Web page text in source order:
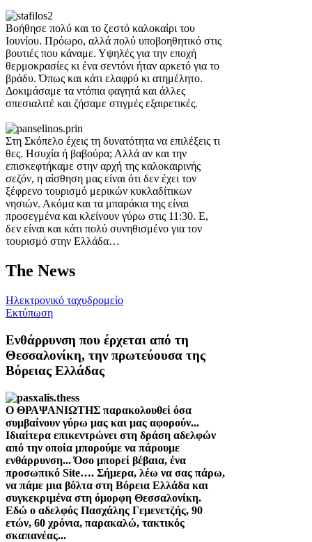
Bοήθησε πολύ και το ζεστό καλοκαίρι του
Ιουνίου. Πρόωρο, αλλά πολύ υποβοηθητικό στις
βουτιές που κάναμε. Υψηλές για την εποχή
θερμοκρασίες κι ένα σεντόνι ήταν αρκετό για το
βράδυ. Όπως και κάτι ελαφρύ κι ατημέλητο.
Δοκιμάσαμε τα ντόπια φαγητά και άλλες
σπεσιαλιτέ και ζήσαμε στιγμές εξαιρετικές.
Στη Σκόπελο έχεις τη δυνατότητα να επιλέξεις τι
θες. Ησυχία ή βαβούρα; Αλλά αν και την
επισκεφτήκαμε στην αρχή της καλοκαιρινής
σεζόν, η αίσθηση μας είναι ότι δεν έχει τον
ξέφρενο τουρισμό μερικών κυκλαδίτικων
νησιών. Ακόμα και τα μπαράκια της είναι
προσεγμένα και κλείνουν γύρω στις 11:30. Ε,
δεν είναι και κάτι πολύ συνηθισμένο για τον
τουρισμό στην Ελλάδα…
The News
Ηλεκτρονικό ταχυδρομείο
Εκτύπωση
Ενθάρρυνση που έρχεται από τη
Θεσσαλονίκη, την πρωτεύουσα της
Βόρειας Ελλάδας
Ο ΘΡΑΨΑΝΙΩΤΗΣ παρακολουθεί όσα
συμβαίνουν γύρω μας και μας αφορούν...
Ιδιαίτερα επικεντρώνει στη δράση αδελφών
από την οποία μπορούμε να πάρουμε
ενθάρρυνση... Όσο μπορεί βέβαια, ένα
προσωπικό Site…. Σήμερα, λέω να σας πάρω,
να πάμε μια βόλτα στη Βόρεια Ελλάδα και
συγκεκριμένα στη όμορφη Θεσσαλονίκη.
Εδώ ο αδελφός Πασχάλης Γεμενετζής, 90
ετών, 60 χρόνια, παρακαλώ, τακτικός
σκαπανέας...